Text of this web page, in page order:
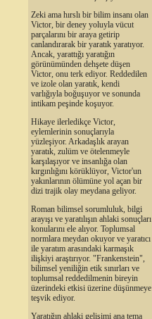
Zeki ama hırslı bir bilim insanı olan
Victor, bir deney yoluyla vücut
parçalarını bir araya getirip
canlandırarak bir yaratık yaratıyor.
Ancak, yarattığı yaratığın
görünümünden dehşete düşen
Victor, onu terk ediyor. Reddedilen
ve izole olan yaratık, kendi
varlığıyla boğuşuyor ve sonunda
intikam peşinde koşuyor.
Hikaye ilerledikçe Victor,
eylemlerinin sonuçlarıyla
yüzleşiyor. Arkadaşlık arayan
yaratık, zulüm ve ötelenmeyle
karşılaşıyor ve insanlığa olan
kırgınlığını körüklüyor, Victor'un
yakınlarının ölümüne yol açan bir
dizi trajik olay meydana geliyor.
Roman bilimsel sorumluluk, bilgi
arayışı ve yaratılışın ahlaki sonuçları
konularını ele alıyor. Toplumsal
normlara meydan okuyor ve yaratıcı
ile yaratım arasındaki karmaşık
ilişkiyi araştırıyor. "Frankenstein",
bilimsel yeniliğin etik sınırları ve
toplumsal reddedilmenin bireyin
üzerindeki etkisi üzerine düşünmeye
teşvik ediyor.
Yaratığın ahlaki gelişimi ana tema